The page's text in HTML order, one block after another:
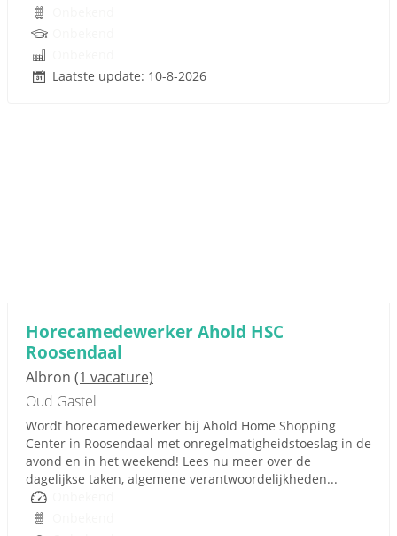
Laatste update: 10-8-2026
Horecamedewerker Ahold HSC
Roosendaal
Albron (1 vacature)
Oud Gastel
Wordt horecamedewerker bij Ahold Home Shopping
Center in Roosendaal met onregelmatigheidstoeslag in de
avond en in het weekend! Lees nu meer over de
dagelijkse taken, algemene verantwoordelijkheden...